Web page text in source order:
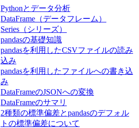
Pythonとデータ分析
DataFrame（データフレーム）
Series（シリーズ）
pandasの基礎知識
pandasを利用したCSVファイルの読み
込み
pandasを利用したファイルへの書き込
み
DataFrameのJSONへの変換
DataFrameのサマリ
2種類の標準偏差とpandasのデフォル
トの標準偏差について